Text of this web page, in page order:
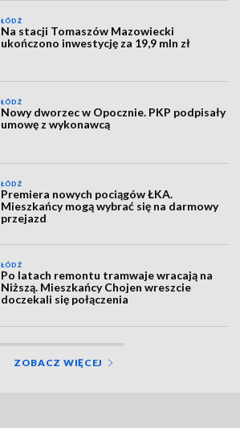
ŁÓDŹ
Na stacji Tomaszów Mazowiecki
ukończono inwestycję za 19,9 mln zł
ŁÓDŹ
Nowy dworzec w Opocznie. PKP podpisały
umowę z wykonawcą
ŁÓDŹ
Premiera nowych pociągów ŁKA.
Mieszkańcy mogą wybrać się na darmowy
przejazd
ŁÓDŹ
Po latach remontu tramwaje wracają na
Niższą. Mieszkańcy Chojen wreszcie
doczekali się połączenia
ZOBACZ WIĘCEJ